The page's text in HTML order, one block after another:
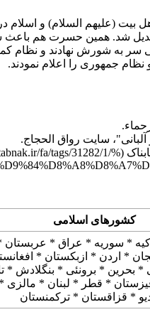
بیت (علیهم السلام) و اسلام
شد. همین حسرت هم باعث
سر به شورش نهادند و نظام
نظام جمهوری را اعلام نمودند.
سایت رواق الحجاج.
کشورهای اسلامی
* سوریه * عراق * عربستان
* اردن * ازبکستان *
* بحرین * برونئی * بنگلادش *
* قطر * لبنان * مالزی *
* قزاقستان * ترکمنستان